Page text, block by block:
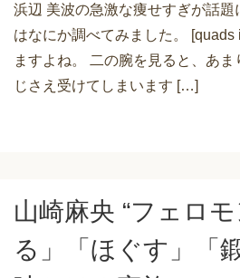
浜辺 美波の急激な痩せすぎが話題
はなにか調べてみました。
ますよね。 二の腕を見ると、あ
じさえ受けてしまいます […]
山崎麻央 “フェロモ
る」「ほぐす」「